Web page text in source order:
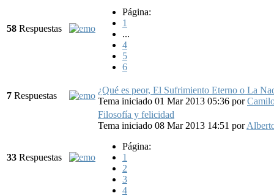
58 Respuestas
Página:
1
...
4
5
6
7 Respuestas
¿Qué es peor, El Sufrimiento Eterno o La
Tema iniciado 01 Mar 2013 05:36 por
33 Respuestas
Filosofía y felicidad
Tema iniciado 08 Mar 2013 14:51 por
Página:
1
2
3
4